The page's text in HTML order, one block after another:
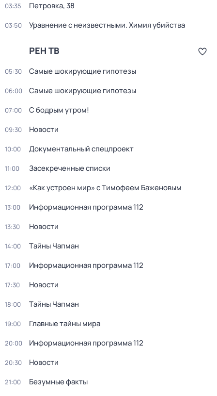
03:35 Петровка, 38
03:50 Уравнение с неизвестными. Химия убийства
РЕН ТВ
05:30 Самые шoкиpующие гипотезы
06:00 Самые шoкиpующие гипотезы
07:00 С бодрым утром!
09:30 Новости
10:00 Документальный спецпроект
11:00 Заcекрeченные списки
12:00 «Как устроен мир» с Тимофеем Баженовым
13:00 Информационная программа 112
13:30 Новости
14:00 Тaйны Чапман
17:00 Информационная программа 112
17:30 Новости
18:00 Тaйны Чапман
19:00 Главные тайны мира
20:00 Информационная программа 112
20:30 Новости
21:00 Безумные факты